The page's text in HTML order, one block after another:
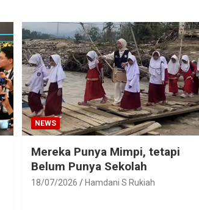
NEWS
Mereka Punya Mimpi, tetapi
Belum Punya Sekolah
18/07/2026 Hamdani S Rukiah